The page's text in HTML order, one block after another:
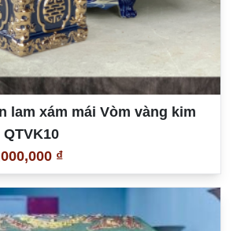
lam xám mái Vòm vàng kim
₫